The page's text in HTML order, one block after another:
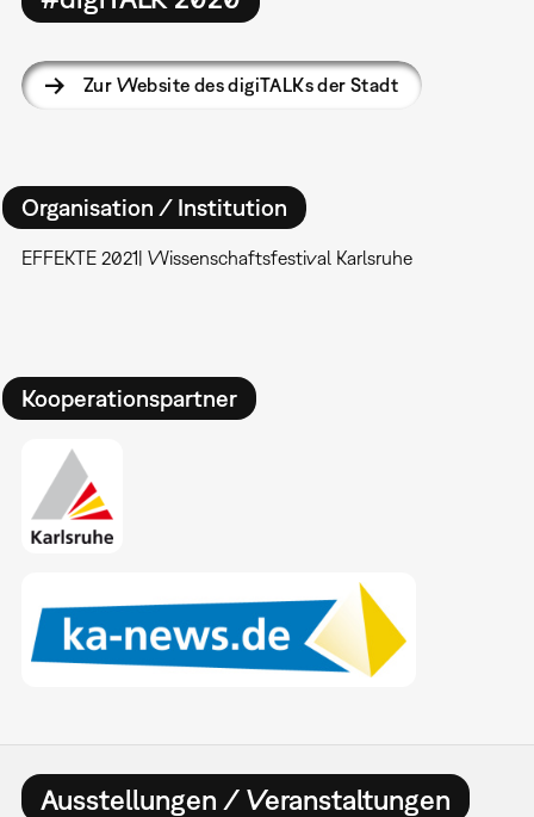
Zur Website des digiTALKs der Stadt
Organisation / Institution
EFFEKTE 2021| Wissenschaftsfestival Karlsruhe
Kooperationspartner
Ausstellungen / Veranstaltungen